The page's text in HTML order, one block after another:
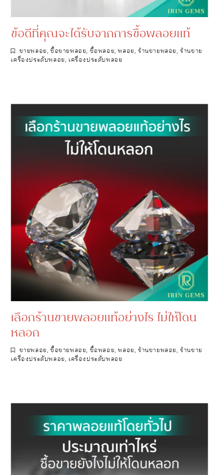
ข้อดีที่คุณจะได้รับจากการซื้อพลอยแท้
ขายพลอย,ซื้อขายพลอย, ซื้อพลอย,พลอย,ร้านขายพลอย,ร้านขาย
เครื่องประดับพลอย, เครื่องประดับพลอย
เลือกร้านขายพลอยแท้อย่างไร ไม่ให้โดน
หลอก
ขายพลอย,ซื้อขายพลอย, ซื้อพลอย,พลอย,ร้านขายพลอย,ร้านขาย
เครื่องประดับพลอย, เครื่องประดับพลอย